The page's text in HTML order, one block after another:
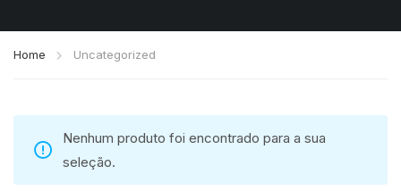
Home Uncategorized
Nenhum produto foi encontrado para a sua
seleção.